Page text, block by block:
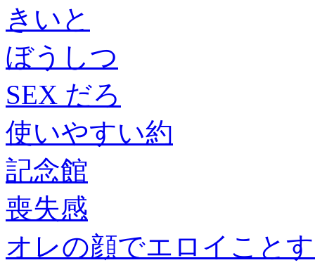
きいと
ぼうしつ
SEX だろ
使いやすい約
記念館
喪失感
オレの顔でエロイこと